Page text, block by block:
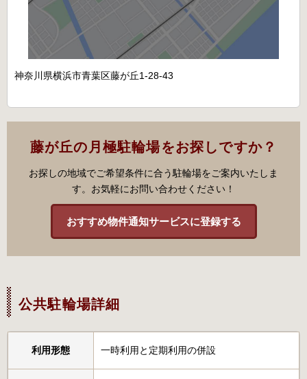
神奈川県横浜市青葉区藤が丘1-28-43
藤が丘の月極駐輪場をお探しですか？
お探しの地域でご希望条件に合う駐輪場をご案内いたしま
す。お気軽にお問い合わせください！
おすすめ物件通知サービスに登録する
公共駐輪場詳細
利用形態 一時利用と定期利用の併設